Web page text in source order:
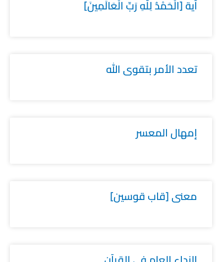
آية [الْحَمْدُ لِلَّهِ رَبِّ الْعَالَمِينَ]
تعدد الأمر بتقوى الله
إمهال المعسر
معنى [قاب قوسين]